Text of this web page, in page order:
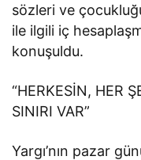
sözleri ve
ile ilgili iç
konuşuldu.
“HERKESİN, HER
SINIRI VAR”
Yargı’nın pazar